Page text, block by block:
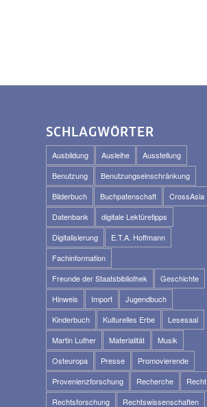
SCHLAGWÖRTER
Ausbildung Ausleihe
Ausstellung
Benutzung
Benutzungseinschränkung
Bilderbuch
Buchpatenschaft
CrossAsia
Datenbank
digitale Lektüretipps
Digitalisierung
E.T.A. Hoffmann
Fachinformation
Freunde der Staatsbibliothek
Geschichte
Hinweis
Import
Jugendbuch
Kinderbuch
Kulturelles Erbe
Lesesaal
Martin Luther
Materialität
Musik
Osteuropa
Presse
Promovierende
Provenienzforschung
Recherche
Recht
Rechtsforschung
Rechtswissenschaften